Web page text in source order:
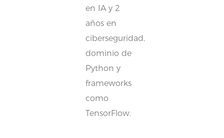
en IA y 2
años en
ciberseguridad,
dominio de
Python y
frameworks
como
TensorFlow.